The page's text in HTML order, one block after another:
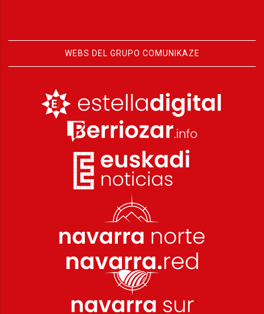
WEBS DEL GRUPO COMUNIKAZE